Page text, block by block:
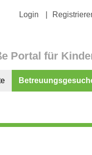
Login
Portal für